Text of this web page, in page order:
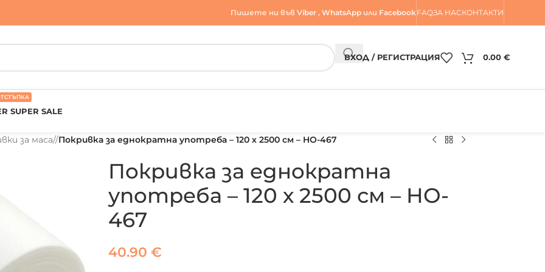
Пишете ни във Viber , WhatsAppили FacebookFAQЗА НАСКОНТАКТИ
ВХОД / РЕГИСТРАЦИЯ 0.00 €
SUPER SALE
за маса/ Покривка за еднократна употреба – 120 х 2500 см – HO-467
Покривка за еднократна
употреба – 120 х 2500 см – HO-
467
40.90 €